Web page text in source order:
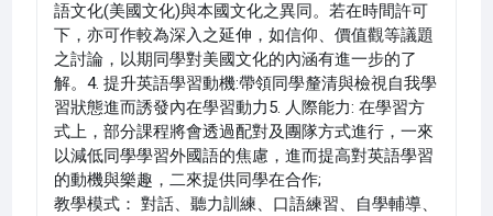
語文化(美國文化)與本國文化之異同。若在時間許可
下，亦可作較為深入之延伸，如信仰、價值觀等議題
之討論，以期同學對美國文化的內涵有進一步的了
解。4. 提升英語學習動機:帶領同學釐清與檢視自我學
習狀態進而誘發內在學習動力5. 人際能力: 在學習方
式上，部分課程將會透過配對及團隊方式進行，一來
以減低同學學習外國語的焦慮，進而提高對英語學習
的動機與樂趣，二來提供同學在合作;
教學模式： 對話、聽力訓練、口語練習、自學輔導、